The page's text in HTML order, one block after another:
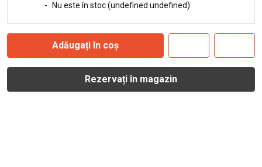
-
Nu este în stoc (undefined undefined)
Adăugați în coș
Rezervați în magazin